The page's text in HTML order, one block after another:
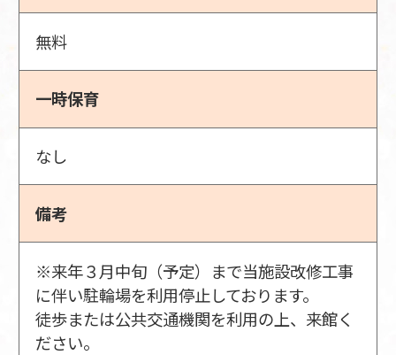
無料
一時保育
なし
備考
※来年３月中旬（予定）まで当施設改修工事
に伴い駐輪場を利用停止しております。
徒歩または公共交通機関を利用の上、来館く
ださい。